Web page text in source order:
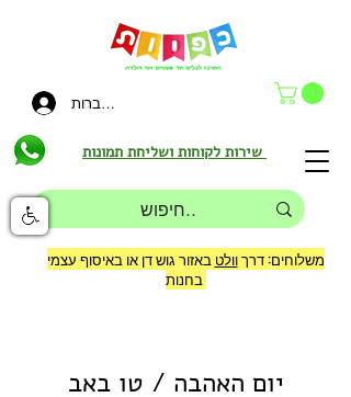
להתחברות
משלוחים: דרךוולט באזור גוש דן או באיסוף עצמי
בחנות
יום האהבה / טו באב